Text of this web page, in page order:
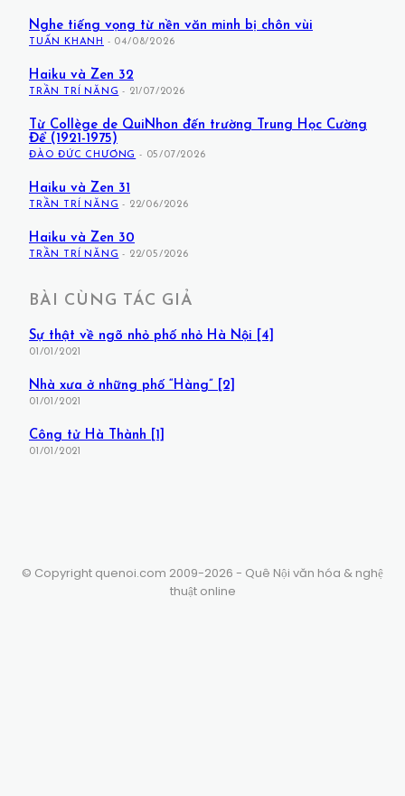
Nghe tiếng vọng từ nền văn minh bị chôn vùi
TUẤN KHANH - 04/08/2026
Haiku và Zen 32
TRẦN TRÍ NĂNG - 21/07/2026
Từ Collège de QuiNhon đến trường Trung Học Cường
Để (1921-1975)
ĐÀO ĐỨC CHƯƠNG - 05/07/2026
Haiku và Zen 31
TRẦN TRÍ NĂNG - 22/06/2026
Haiku và Zen 30
TRẦN TRÍ NĂNG - 22/05/2026
BÀI CÙNG TÁC GIẢ
Sự thật về ngõ nhỏ phố nhỏ Hà Nội [4]
01/01/2021
Nhà xưa ở những phố “Hàng” [2]
01/01/2021
Công tử Hà Thành [1]
01/01/2021
© Copyright quenoi.com 2009-2026 - Quê Nội văn hóa & nghệ
thuật online